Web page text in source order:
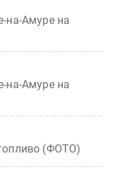
на-Амуре на
на-Амуре на
(ФОТО)